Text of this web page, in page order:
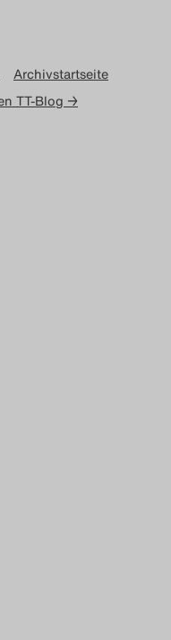
Archivstartseite
TT-Blog →